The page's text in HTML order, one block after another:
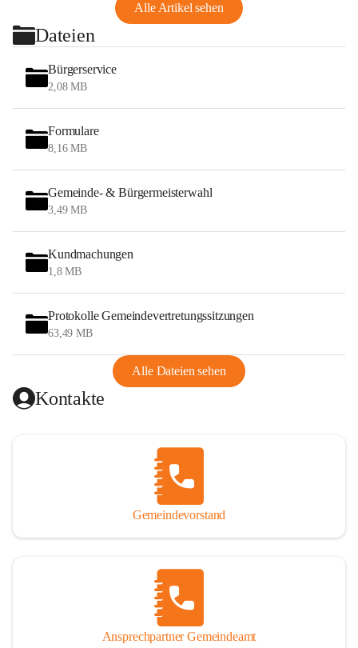
Alle Artikel sehen
Dateien
Bürgerservice
2,08 MB
Formulare
8,16 MB
Gemeinde- & Bürgermeisterwahl
3,49 MB
Kundmachungen
1,8 MB
Protokolle Gemeindevertretungssitzungen
63,49 MB
Alle Dateien sehen
Kontakte
Gemeindevorstand
Ansprechpartner Gemeindeamt